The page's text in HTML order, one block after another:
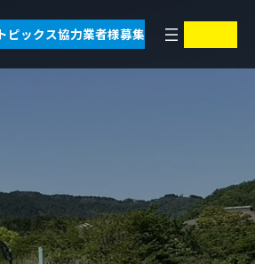
トピックス協力業者様募集
ア
ン
ア
ン